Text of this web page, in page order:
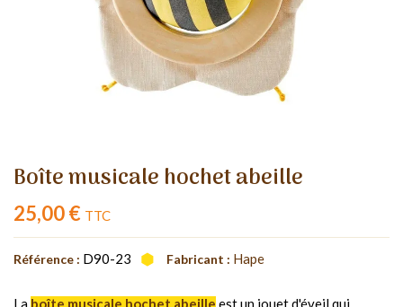
Boîte musicale hochet abeille
25,00 € TTC
Référence : D90-23 Fabricant : Hape
La boîte musicale hochet abeille est un jouet d'éveil qui